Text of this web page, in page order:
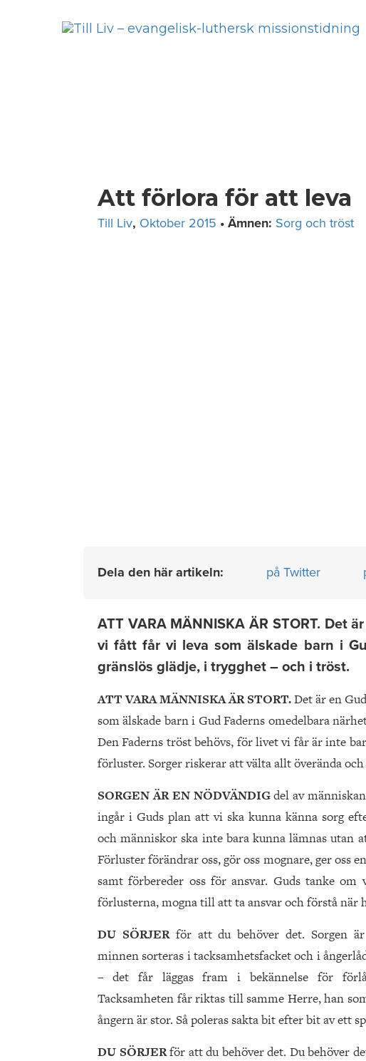
Att förlora för att leva
Till Liv, Oktober 2015 • Ämnen: Sorg och tröst
Dela den här artikeln: på Twitter
ATT VARA MÄNNISKA ÄR STORT. Det
vi fått får vi leva som älskade barn i
gränslös glädje, i trygghet – och i tröst.
ATT VARA MÄNNISKA ÄR STORT.Det är en
som älskade barn i Gud Faderns omedelbara
Den Faderns tröst behövs, för livet vi får är inte
förluster. Sorger riskerar att välta allt överända
SORGEN ÄR EN NÖDVÄNDIGdel av
ingår i Guds plan att vi ska kunna känna sorg
och människor ska inte bara kunna lämnas utan
Förluster förändrar oss, gör oss mognare, ger oss
samt förbereder oss för ansvar. Guds tanke
förlusterna, mogna till att ta ansvar och förstå när
DU SÖRJER för att du behöver det. Sorgen är
minnen sorteras i tacksamhetsfacket och i
– det får läggas fram i bekännelse för
Tacksamheten får riktas till samme Herre, han
ångern är stor. Så poleras sakta bit efter bit av ett
DU SÖRJERför att du behöver det. Du behöver